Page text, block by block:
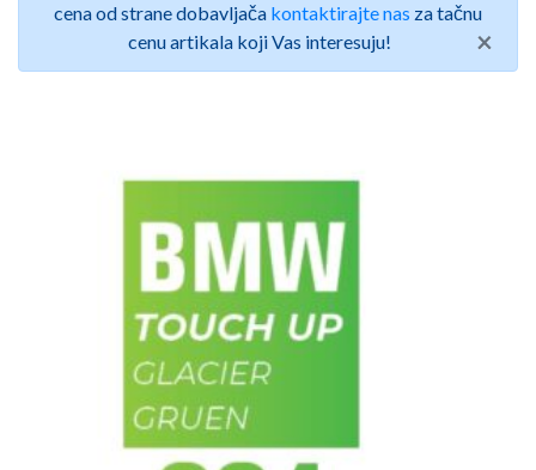
cena od strane dobavljača kontaktirajte nas za tačnu
cenu artikala koji Vas interesuju!
×